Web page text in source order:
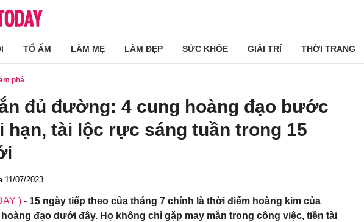
TỔ ẤM LÀM MẸ LÀM ĐẸP SỨC KHỎE GIẢI TRÍ THỜI TRANG
phá
đủ đường: 4 cung hoàng đạo bước
hạn, tài lộc rực sáng tuần trong 15
11/07/2023
) - 15 ngày tiếp theo của tháng 7 chính là thời điểm hoàng kim của
đạo dưới đây. Họ không chỉ gặp may mắn trong công việc, tiền tài